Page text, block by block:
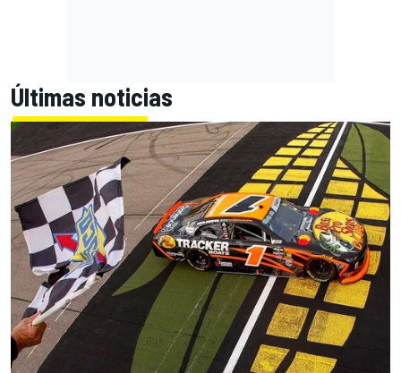
Últimas noticias